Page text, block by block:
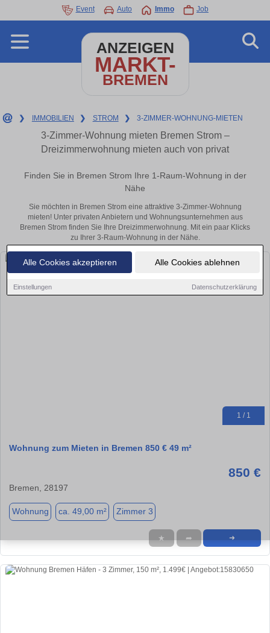
Alle Cookies akzeptieren Alle Cookies ablehnen
Einstellungen Datenschutzerklärung
Event Auto Immo Job
ANZEIGEN
MARKT-
BREMEN
❯ IMMOBILIEN ❯ STROM ❯ 3-ZIMMER-WOHNUNG-MIETEN
3-Zimmer-Wohnung mieten Bremen Strom –
Dreizimmerwohnung mieten auch von privat
Finden Sie in Bremen Strom Ihre 1-Raum-Wohnung in der
Nähe
Sie möchten in Bremen Strom eine attraktive 3-Zimmer-Wohnung
mieten! Unter privaten Anbietern und Wohnungsunternehmen aus
Bremen Strom finden Sie Ihre Dreizimmerwohnung. Mit ein paar Klicks
zu Ihrer 3-Raum-Wohnung in der Nähe.
1 / 1
Wohnung zum Mieten in Bremen 850 € 49 m²
850 €
Bremen, 28197
Wohnung ca. 49,00 m² Zimmer 3
★ ➦ ➜